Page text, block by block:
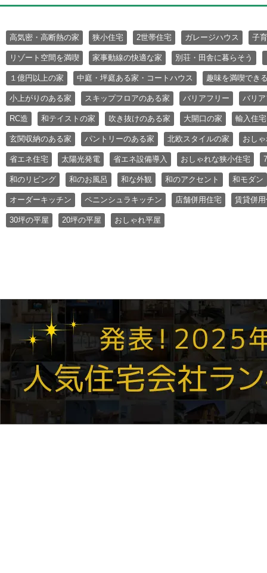
高気密・高断熱の家 狭小住宅 2世帯住宅 ガレージハウス 子
リゾート空間を満喫 家事動線の快適な家 別荘・田舎に暮らそう
１億円以上の家 中庭・坪庭ある家・コートハウス 趣味を満喫でき
小上がりのある家 スキップフロアのある家 バリアフリー バリ
RC造 和テイストの家 吹き抜けのある家 大開口の家 輸入住宅
玄関収納のある家 パントリーのある家 北欧スタイルの家 おし
省エネ住宅 太陽光発電 省エネ設備導入 おしゃれな狭小住宅
和のリビング 和のお風呂 和な外観 和のアクセント 和モダン
オーダーキッチン ペニンシュラキッチン 店舗併用住宅 賃貸併
30坪の平屋 20坪の平屋 おしゃれ平屋